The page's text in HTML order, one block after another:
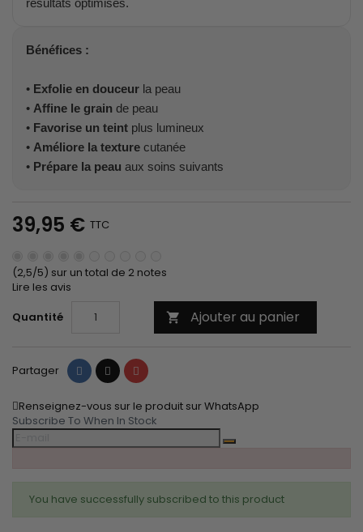
résultats optimisés.
Bénéfices :
• Exfolie en douceur la peau
• Affine le grain de peau
• Favorise un teint plus lumineux
• Améliore la texture cutanée
• Prépare la peau aux soins suivants
39,95 € TTC
(2,5/5) sur un total de 2 notes
Lire les avis
Quantité
 Ajouter au panier
Partager PartagerTweet Pinterest
Renseignez-vous sur le produit sur WhatsApp
Subscribe To When In Stock
You have successfully subscribed to this product